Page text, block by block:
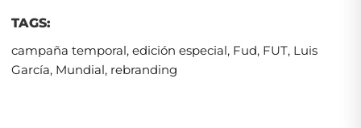
TAGS:
campaña temporal, edición especial, Fud, FUT, Luis
García, Mundial, rebranding